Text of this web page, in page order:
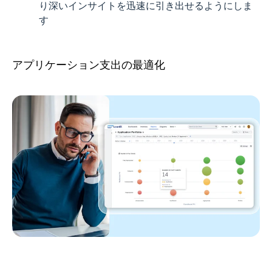
り深いインサイトを迅速に引き出せるようにしま
す
アプリケーション支出の最適化